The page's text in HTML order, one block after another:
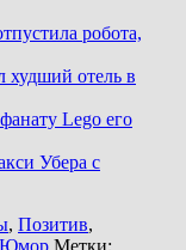
робота,
худший отель в
Lego его
Убера с
, Позитив,